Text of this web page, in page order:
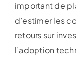
important de
d’estimer les
retours sur
l’adoption